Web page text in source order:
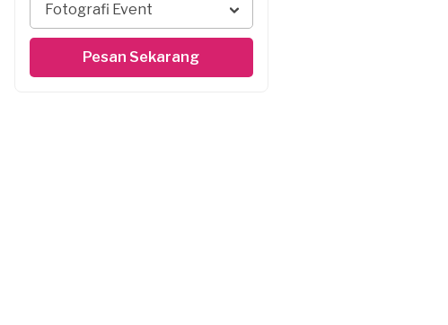
Fotografi Event
Pesan Sekarang